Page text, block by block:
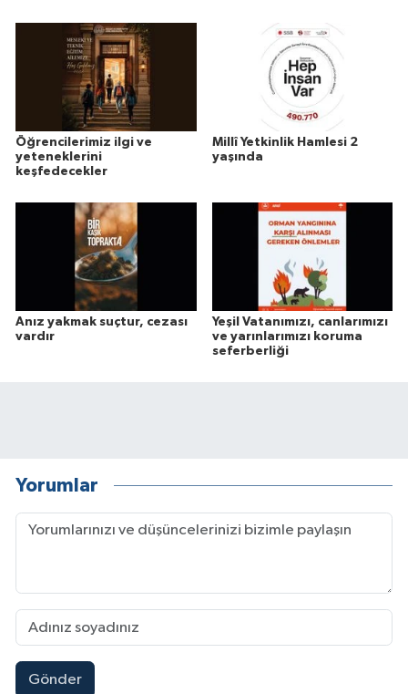
Öğrencilerimiz ilgi ve
yeteneklerini
keşfedecekler
Millî Yetkinlik Hamlesi 2
yaşında
Anız yakmak suçtur, cezası
vardır
Yeşil Vatanımızı, canlarımızı
ve yarınlarımızı koruma
seferberliği
Yorumlar
Gönder